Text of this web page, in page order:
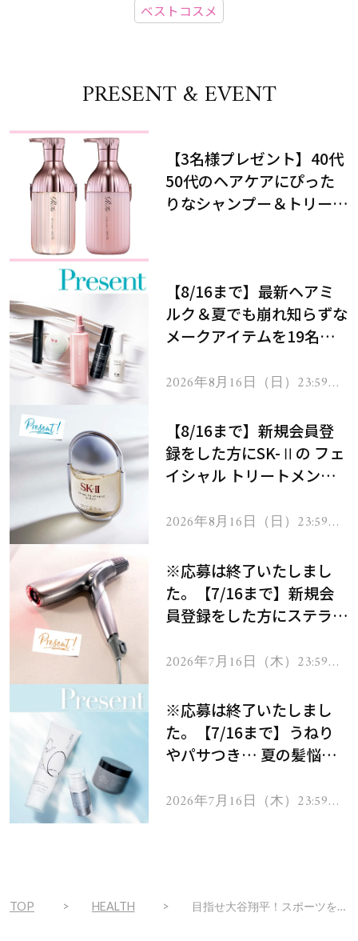
ベストコスメ
PRESENT & EVENT
【3名様プレゼント】40代
50代のヘアケアにぴった
りなシャンプー＆トリート
【8/16まで】最新ヘアミ
ルク＆夏でも崩れ知らずな
メークアイテムを19名様
2026年8月16日（日）23:59ま
【8/16まで】新規会員登
録をした方にSK-Ⅱの フェ
イシャル トリートメント
2026年8月16日（日）23:59ま
※応募は終了いたしまし
た。【7/16まで】新規会
員登録をした方にステラボ
ヘアドライヤー ジュエル
2026年7月16日（木）23:59ま
※応募は終了いたしまし
た。【7/16まで】うねり
やパサつき… 夏の髪悩み
ムを13名様にプレゼン
2026年7月16日（木）23:59ま
TOP HEALTH 目指せ大谷翔平！スポーツをする子供に【筋肉が育つお弁当】